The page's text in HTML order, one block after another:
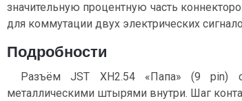
значительную процентную часть
для коммутации двух электрических
Подробности
Разъём JST XH2.54 «Папа» (9 pin)
металлическими штырями внутри. Шаг